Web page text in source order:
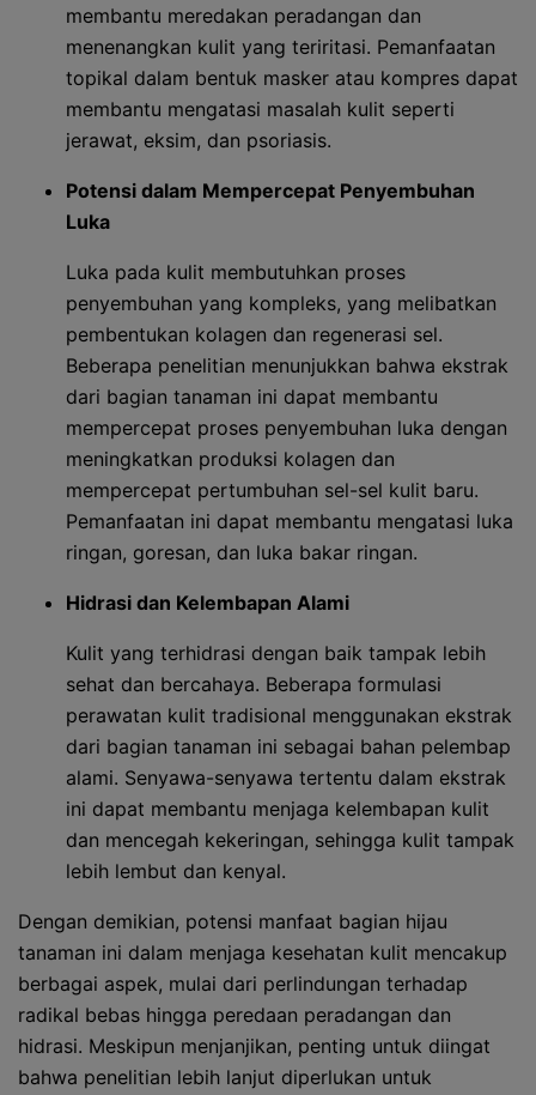
membantu meredakan peradangan dan
menenangkan kulit yang teriritasi. Pemanfaatan
topikal dalam bentuk masker atau kompres dapat
membantu mengatasi masalah kulit seperti
jerawat, eksim, dan psoriasis.
Potensi dalam Mempercepat Penyembuhan
Luka
Luka pada kulit membutuhkan proses
penyembuhan yang kompleks, yang melibatkan
pembentukan kolagen dan regenerasi sel.
Beberapa penelitian menunjukkan bahwa ekstrak
dari bagian tanaman ini dapat membantu
mempercepat proses penyembuhan luka dengan
meningkatkan produksi kolagen dan
mempercepat pertumbuhan sel-sel kulit baru.
Pemanfaatan ini dapat membantu mengatasi luka
ringan, goresan, dan luka bakar ringan.
Hidrasi dan Kelembapan Alami
Kulit yang terhidrasi dengan baik tampak lebih
sehat dan bercahaya. Beberapa formulasi
perawatan kulit tradisional menggunakan ekstrak
dari bagian tanaman ini sebagai bahan pelembap
alami. Senyawa-senyawa tertentu dalam ekstrak
ini dapat membantu menjaga kelembapan kulit
dan mencegah kekeringan, sehingga kulit tampak
lebih lembut dan kenyal.
Dengan demikian, potensi manfaat bagian hijau
tanaman ini dalam menjaga kesehatan kulit mencakup
berbagai aspek, mulai dari perlindungan terhadap
radikal bebas hingga peredaan peradangan dan
hidrasi. Meskipun menjanjikan, penting untuk diingat
bahwa penelitian lebih lanjut diperlukan untuk